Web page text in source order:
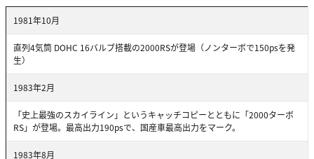
1981年10月
直列4気筒 DOHC 16バルブ搭載の2000RSが登場（ノンターボで150psを発
生）
1983年2月
「史上最強のスカイライン」というキャッチコピーとともに「2000ターボ
RS」が登場。最高出力190psで、国産車最高出力をマーク。
1983年8月